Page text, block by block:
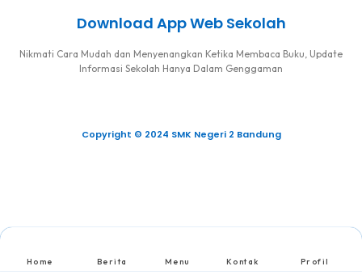
Download App Web Sekolah
Nikmati Cara Mudah dan Menyenangkan Ketika Membaca Buku, Update
Informasi Sekolah Hanya Dalam Genggaman
Copyright © 2024 SMK Negeri 2 Bandung
Home Berita Menu Kontak Profil